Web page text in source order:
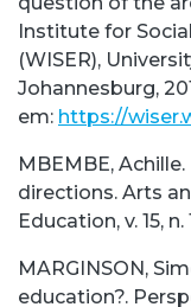
Institute for
(WISER),
Johannesburg,
em: https://
MBEMBE,
directions. Arts
Education, v. 15, n.
MARGINSON,
education?.